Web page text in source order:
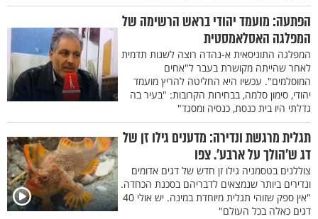
הפתעה: מועמד יהודי בראש הרשימה של
המפלגה האסלאמסטית
המפלגה התוניסאית א-נהדה רוצה לשנות תדמית
לאחר שהייתה מקושרת בעבר ל"אחים
המוסלמים". עכשיו היא החליטה להריץ מועמד
יהודי, סימון סלמה, בבחירות הקרובות: "בעיר בה
גדלתי היו בית כנסת, כנסיה ומסגד"
תגלית מרגשת ונדירה: מדענים גילו זן של
דג ש’הולך על ארבע'. צפו
צוללנים בטסמניה גילו זן חדש של דגים אדומים
ונדירים ביותר שנמצאים לדבריהם בסכנת הכחדה.
"אין ספק שזוהי תגלית מיוחדת במינה. יש אולי 40
דגים כאלה בכל העולם"